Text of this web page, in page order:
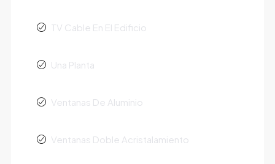
TV Cable En El Edificio
Una Planta
Ventanas De Aluminio
Ventanas Doble Acristalamiento